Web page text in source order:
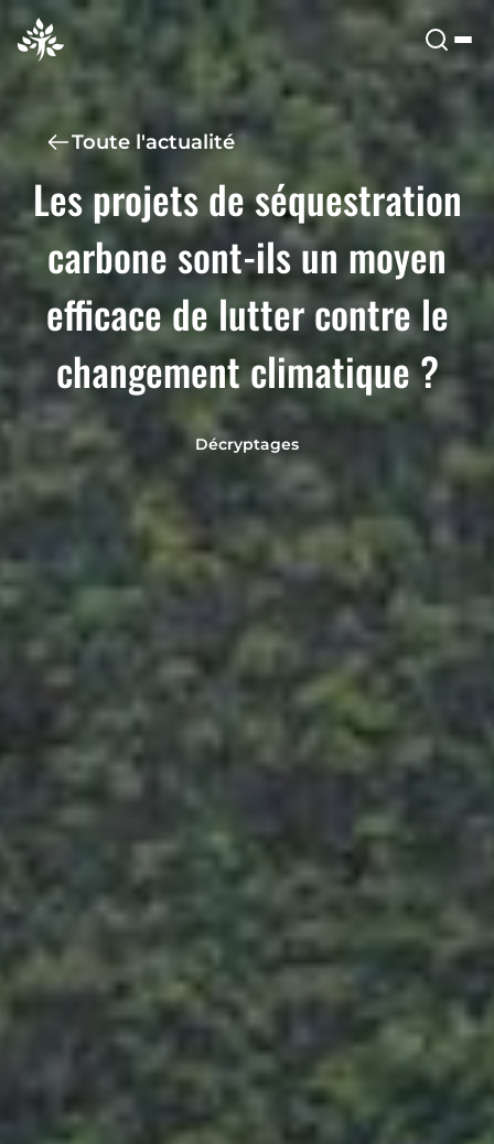
Toute l'actualité
Les projets de séquestration
carbone sont-ils un moyen
efficace de lutter contre le
changement climatique ?
Décryptages